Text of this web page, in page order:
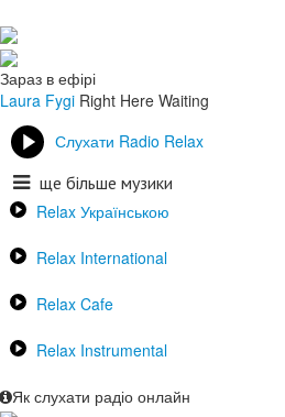
Зараз в ефірі
Laura Fygi Right Here Waiting
Слухати Radio Relax
ще більше музики
Relax Українською
Relax International
Relax Cafe
Relax Instrumental
Як слухати радіо онлайн